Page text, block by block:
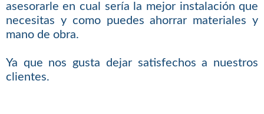
asesorarle en cual sería la mejor instalación que
necesitas y como puedes ahorrar materiales y
mano de obra.
Ya que nos gusta dejar satisfechos a nuestros
clientes.